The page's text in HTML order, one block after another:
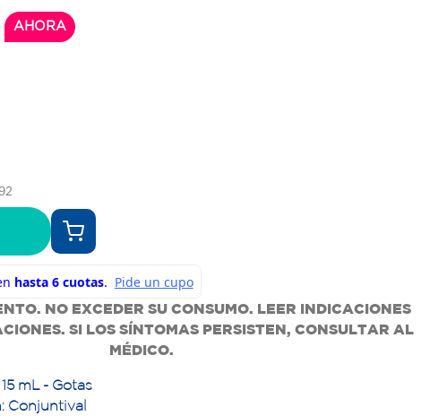
AHORA
NO EXCEDER SU CONSUMO. LEER INDICACIONES
SI LOS SÍNTOMAS PERSISTEN, CONSULTAR AL
MÉDICO.
mL - Gotas
Conjuntival